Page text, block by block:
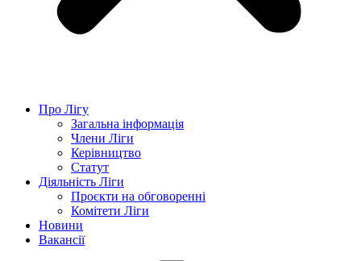
Про Лігу
Загальна інформація
Члени Ліги
Керівництво
Статут
Діяльність Ліги
Проєкти на обговоренні
Комітети Ліги
Новини
Вакансії